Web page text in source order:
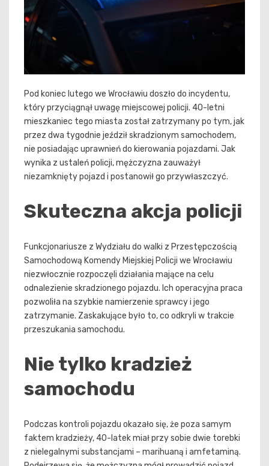
Pod koniec lutego we Wrocławiu doszło do incydentu,
który przyciągnął uwagę miejscowej policji. 40-letni
mieszkaniec tego miasta został zatrzymany po tym, jak
przez dwa tygodnie jeździł skradzionym samochodem,
nie posiadając uprawnień do kierowania pojazdami. Jak
wynika z ustaleń policji, mężczyzna zauważył
niezamknięty pojazd i postanowił go przywłaszczyć.
Skuteczna akcja policji
Funkcjonariusze z Wydziału do walki z Przestępczością
Samochodową Komendy Miejskiej Policji we Wrocławiu
niezwłocznie rozpoczęli działania mające na celu
odnalezienie skradzionego pojazdu. Ich operacyjna praca
pozwoliła na szybkie namierzenie sprawcy i jego
zatrzymanie. Zaskakujące było to, co odkryli w trakcie
przeszukania samochodu.
Nie tylko kradzież
samochodu
Podczas kontroli pojazdu okazało się, że poza samym
faktem kradzieży, 40-latek miał przy sobie dwie torebki
z nielegalnymi substancjami – marihuaną i amfetaminą.